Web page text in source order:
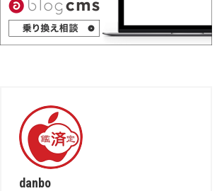
danbo